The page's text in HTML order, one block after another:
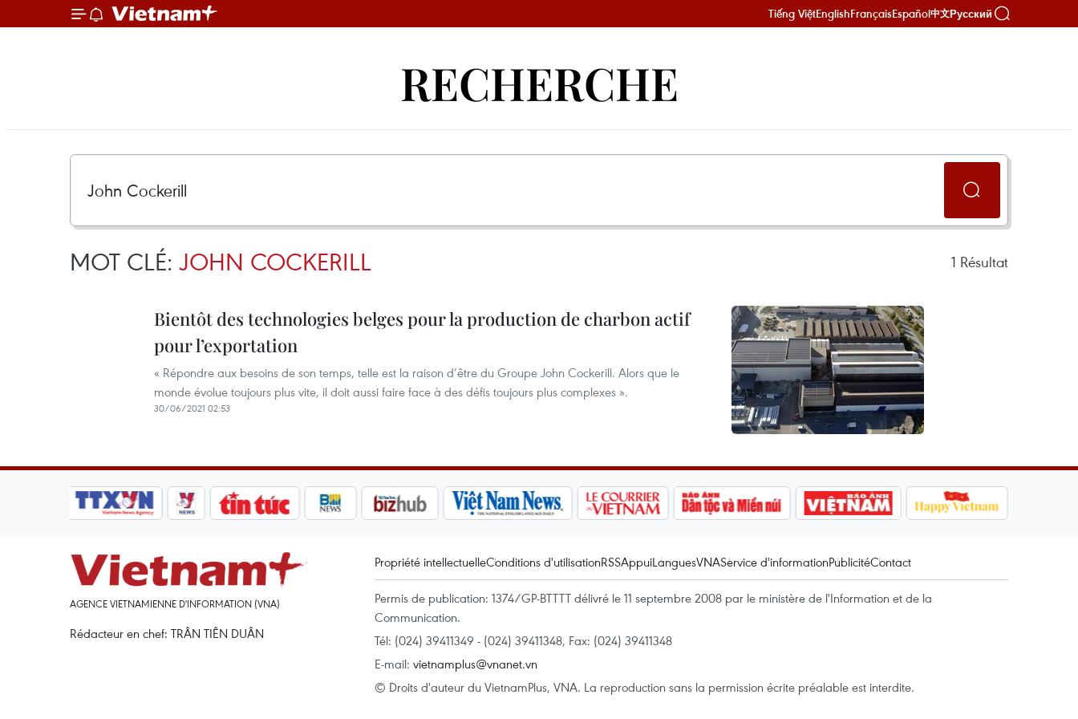
Tiếng ViệtEnglishFrançaisEspañol中文Русский
RECHERCHE
MOT CLÉ: JOHN COCKERILL 1 Résultat
Bientôt des technologies belges pour la production de charbon actif
pour l’exportation
« Répondre aux besoins de son temps, telle est la raison d’être du Groupe John Cockerill. Alors que le
monde évolue toujours plus vite, il doit aussi faire face à des défis toujours plus complexes ».
30/06/2021 02:53
AGENCE VIETNAMIENNE D'INFORMATION (VNA)
Rédacteur en chef: TRÂN TIÊN DUÂN
Propriété intellectuelleConditions d'utilisationRSSAppuiLanguesVNAService d'informationPublicitéContact
Permis de publication: 1374/GP-BTTTT délivré le 11 septembre 2008 par le ministère de l'Information et de la
Communication.
Tél: (024) 39411349 - (024) 39411348, Fax: (024) 39411348
E-mail: vietnamplus@vnanet.vn
© Droits d'auteur du VietnamPlus, VNA. La reproduction sans la permission écrite préalable est interdite.